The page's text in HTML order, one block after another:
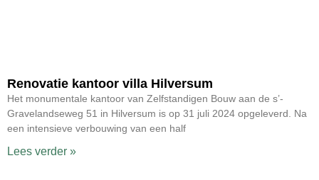
Renovatie kantoor villa Hilversum
Het monumentale kantoor van Zelfstandigen Bouw aan de s’-
Gravelandseweg 51 in Hilversum is op 31 juli 2024 opgeleverd. Na
een intensieve verbouwing van een half
Lees verder »